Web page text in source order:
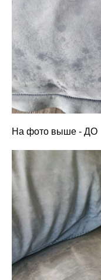
На фото выше - ДО